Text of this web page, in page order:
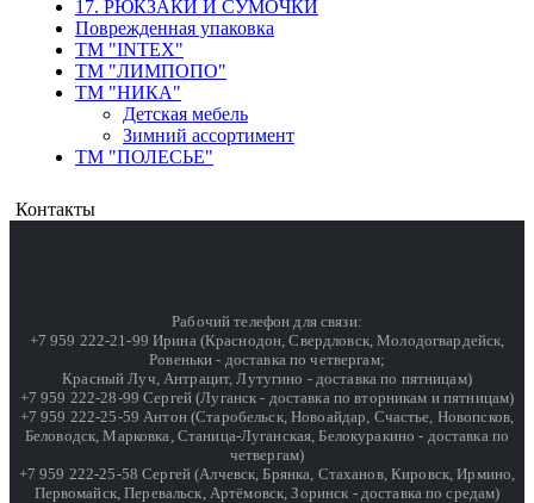
17. РЮКЗАКИ И СУМОЧКИ
Поврежденная упаковка
ТМ "INTEX"
ТМ "ЛИМПОПО"
ТМ "НИКА"
Детская мебель
Зимний ассортимент
ТМ "ПОЛЕСЬЕ"
Контакты
Рабочий телефон для связи:
+7 959 222-21-99 Ирина (Краснодон, Свердловск, Молодогвардейск,
Ровеньки - доставка по четвергам;
Красный Луч, Антрацит, Лутугино - доставка по пятницам)
+7 959 222-28-99 Сергей (Луганск - доставка по вторникам и пятницам)
+7 959 222-25-59 Антон (Старобельск, Новоайдар, Счастье, Новопсков,
Беловодск, Марковка, Станица-Луганская, Белокуракино - доставка по
четвергам)
+7 959 222-25-58 Сергей (Алчевск, Брянка, Стаханов, Кировск, Ирмино,
Первомайск, Перевальск, Артёмовск, Зоринск - доставка по средам)